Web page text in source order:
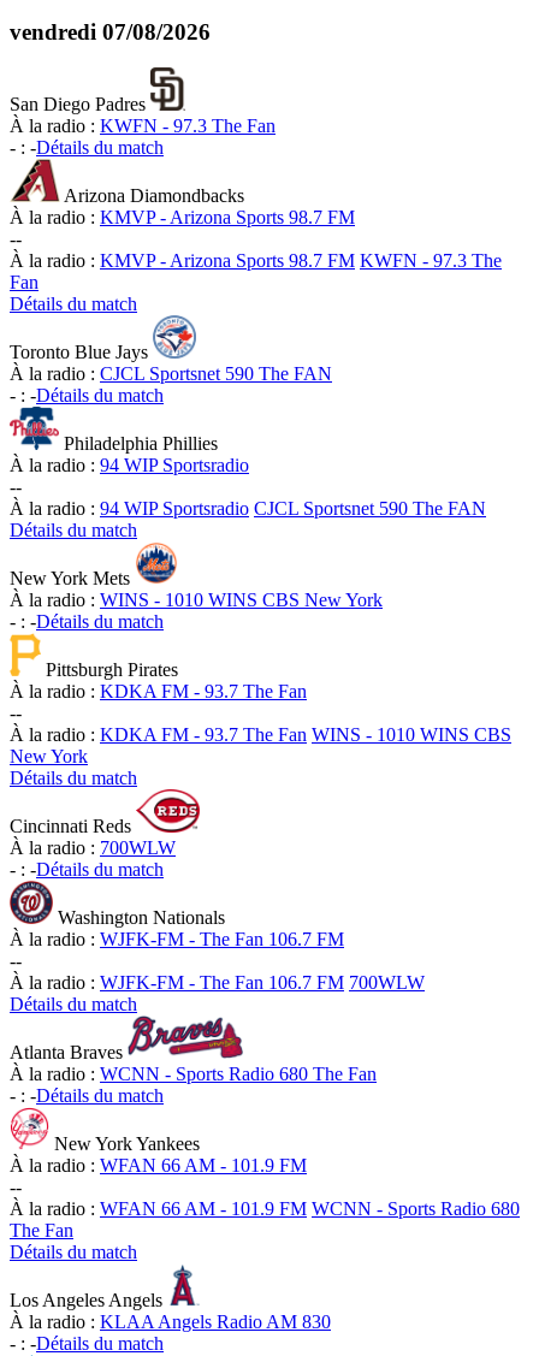
vendredi 07/08/2026
San Diego Padres
À la radio : KWFN - 97.3 The Fan
- : -Détails du match
Arizona Diamondbacks
À la radio : KMVP - Arizona Sports 98.7 FM
--
À la radio : KMVP - Arizona Sports 98.7 FM KWFN - 97.3 The
Fan
Détails du match
Toronto Blue Jays
À la radio : CJCL Sportsnet 590 The FAN
- : -Détails du match
Philadelphia Phillies
À la radio : 94 WIP Sportsradio
--
À la radio : 94 WIP Sportsradio CJCL Sportsnet 590 The FAN
Détails du match
New York Mets
À la radio : WINS - 1010 WINS CBS New York
- : -Détails du match
Pittsburgh Pirates
À la radio : KDKA FM - 93.7 The Fan
--
À la radio : KDKA FM - 93.7 The Fan WINS - 1010 WINS CBS
New York
Détails du match
Cincinnati Reds
À la radio : 700WLW
- : -Détails du match
Washington Nationals
À la radio : WJFK-FM - The Fan 106.7 FM
--
À la radio : WJFK-FM - The Fan 106.7 FM 700WLW
Détails du match
Atlanta Braves
À la radio : WCNN - Sports Radio 680 The Fan
- : -Détails du match
New York Yankees
À la radio : WFAN 66 AM - 101.9 FM
--
À la radio : WFAN 66 AM - 101.9 FM WCNN - Sports Radio 680
The Fan
Détails du match
Los Angeles Angels
À la radio : KLAA Angels Radio AM 830
- : -Détails du match